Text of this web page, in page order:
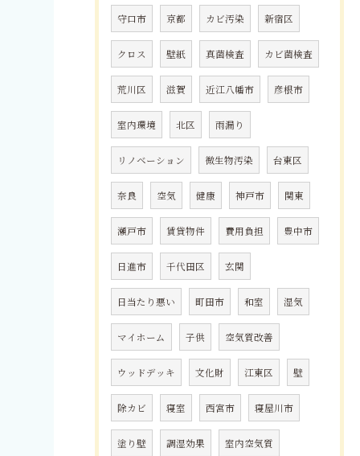
守口市 京都 カビ汚染 新宿区
クロス 壁紙 真菌検査 カビ菌検査
荒川区 滋賀 近江八幡市 彦根市
室内環境 北区 雨漏り
リノベーション 微生物汚染 台東区
奈良 空気 健康 神戸市 関東
瀬戸市 賃貸物件 費用負担 豊中市
日進市 千代田区 玄関
日当たり悪い 町田市 和室 湿気
マイホーム 子供 空気質改善
ウッドデッキ 文化財 江東区 壁
除カビ 寝室 西宮市 寝屋川市
塗り壁 調湿効果 室内空気質